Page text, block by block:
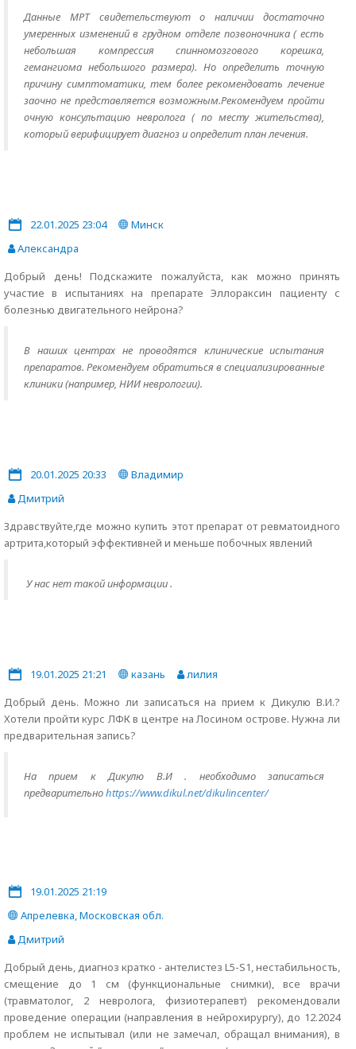
Данные МРТ свидетельствуют о наличии достаточно
умеренных изменений в грудном отделе позвоночника ( есть
небольшая компрессия спинномозгового корешка,
гемангиома небольшого размера). Но определить точную
причину симптоматики, тем более рекомендовать лечение
заочно не представляется возможным.Рекомендуем пройти
очную консультацию невролога ( по месту жительства),
который верифицирует диагноз и определит план лечения.
22.01.2025 23:04
Минск
Александра
Добрый день! Подскажите пожалуйста, как можно принять
участие в испытаниях на препарате Эллораксин пациенту с
болезнью двигательного нейрона?
В наших центрах не проводятся клинические испытания
препаратов. Рекомендуем обратиться в специализированные
клиники (например, НИИ неврологии).
20.01.2025 20:33
Владимир
Дмитрий
Здравствуйте,где можно купить этот препарат от ревматоидного
артрита,который эффективней и меньше побочных явлений
У нас нет такой информации .
19.01.2025 21:21 казань
лилия
Добрый день. Можно ли записаться на прием к Дикулю В.И.?
Хотели пройти курс ЛФК в центре на Лосином острове. Нужна ли
предварительная запись?
На прием к Дикулю В.И . необходимо записаться
предварительноhttps://www.dikul.net/dikulincenter/
19.01.2025 21:19
Апрелевка, Московская обл.
Дмитрий
Добрый день, диагноз кратко - антелистез L5-S1, нестабильность,
смещение до 1 см (функциональные снимки), все врачи
(травматолог, 2 невролога, физиотерапевт) рекомендовали
проведение операции (направления в нейрохирургу), до 12.2024
проблем не испытывал (или не замечал, обращал внимания), в